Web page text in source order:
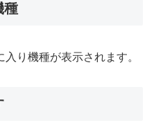
種
り機種が表示されます。